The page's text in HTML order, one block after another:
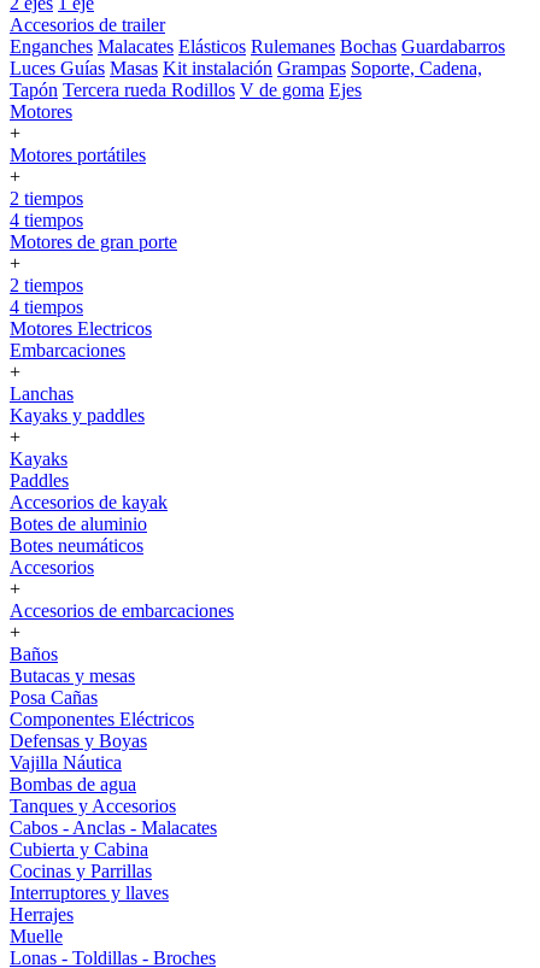
Accesorios de trailer
Enganches Malacates Elásticos Rulemanes Bochas Guardabarros
Luces Guías Masas Kit instalación Grampas Soporte, Cadena,
Tapón Tercera rueda Rodillos V de goma Ejes
Motores
+
Motores portátiles
+
2 tiempos
4 tiempos
Motores de gran porte
+
2 tiempos
4 tiempos
Motores Electricos
Embarcaciones
+
Lanchas
Kayaks y paddles
+
Kayaks
Paddles
Accesorios de kayak
Botes de aluminio
Botes neumáticos
Accesorios
+
Accesorios de embarcaciones
+
Baños
Butacas y mesas
Posa Cañas
Componentes Eléctricos
Defensas y Boyas
Vajilla Náutica
Bombas de agua
Tanques y Accesorios
Cabos - Anclas - Malacates
Cubierta y Cabina
Cocinas y Parrillas
Interruptores y llaves
Herrajes
Muelle
Lonas - Toldillas - Broches